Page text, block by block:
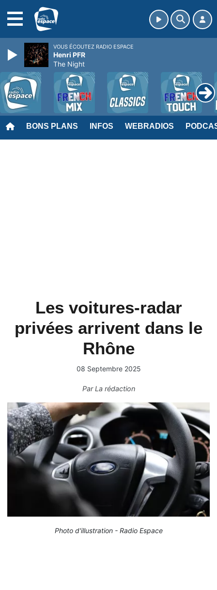
BONS PLANS INFOS WEBRADIOS
Les voitures-radar
privées arrivent dans le
Rhône
08 Septembre 2025
ParLa rédaction
Photo d'illustration - Radio Espace
VOUS ÉCOUTEZ RADIO ESPACE
Henri PFR
The Night